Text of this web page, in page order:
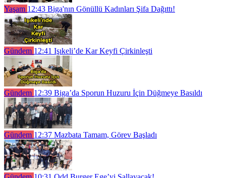
Yaşam 12:43 Biga'nın Gönüllü Kadınları Şifa Dağıttı!
Gündem 12:41 Işıkeli’de Kar Keyfi Çirkinleşti
Gündem 12:39 Biga’da Sporun Huzuru İçin Düğmeye Basıldı
Gündem 12:37 Mazbata Tamam, Görev Başladı